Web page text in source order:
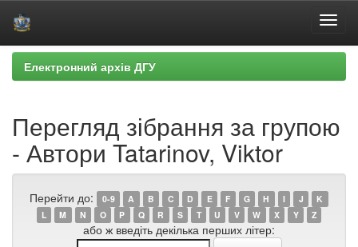
Skip
navigation
Електронний архів ДГУ
Перегляд зібрання за групою
- Автори Tatarinov, Viktor
Перейти до: 0-9 A B C D E F G H I J
K
L
M N O P Q R S T U V W X Y Z
або ж введіть декілька перших літер: